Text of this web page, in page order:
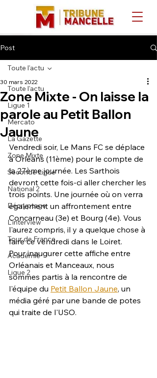
Post
Toute l'actu
Ligue 1
Mercato
La Gazette
Zone Mixte
Seconde Ligue
National 2
Décryptage
L'interview
Tour de France
Académie
Ligue 2
Toute l'actu
Zone Mixte - On laisse la
parole au Petit Ballon
Jaune
30 mars 2022
Vendredi soir, Le Mans FC se déplace
à Orléans (11ème) pour le compte de
la 27ème journée. Les Sarthois
devront cette fois-ci aller chercher les
trois points. Une journée où on verra
également un affrontement entre
Concarneau (3e) et Bourg (4e). Vous
l'aurez compris, il y a quelque chose à
faire ce vendredi dans le Loiret.
Pour inaugurer cette affiche entre
Orléanais et Manceaux, nous
sommes partis à la rencontre de
l'équipe du Petit Ballon Jaune, un
média géré par une bande de potes
qui traite de l'USO.